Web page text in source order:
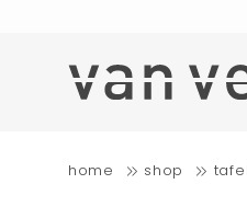
home shop